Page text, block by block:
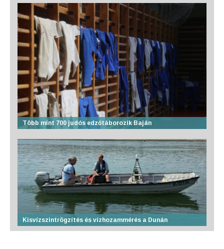
Több mint 700 judós edzőtáborozik Baján
Kisvízszintrögzítés és vízhozammérés a Dunán